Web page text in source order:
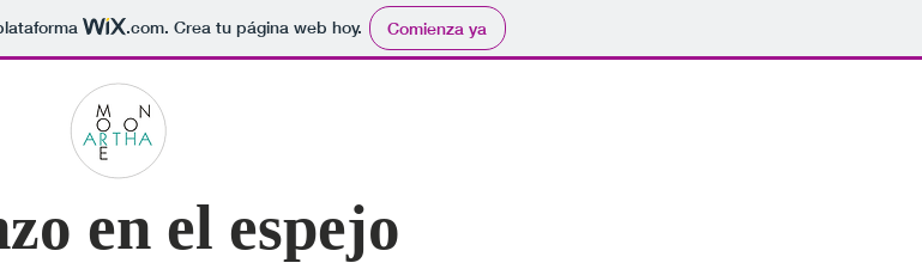
.com. Crea tu página web hoy. Comienza ya
en el espejo